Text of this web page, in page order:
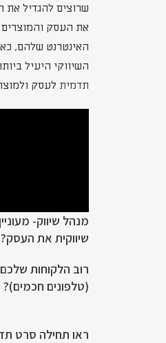
שרוצים להגדיל
את העסק
האינטרנט שלהם,
השיווקי היעיל
תדמית לעסק
מנהל שיווק-
שיווקית את העסק?
רוב הלקוחות שלכם
(טלפונים חכמים)?
ראו תחילה סרט